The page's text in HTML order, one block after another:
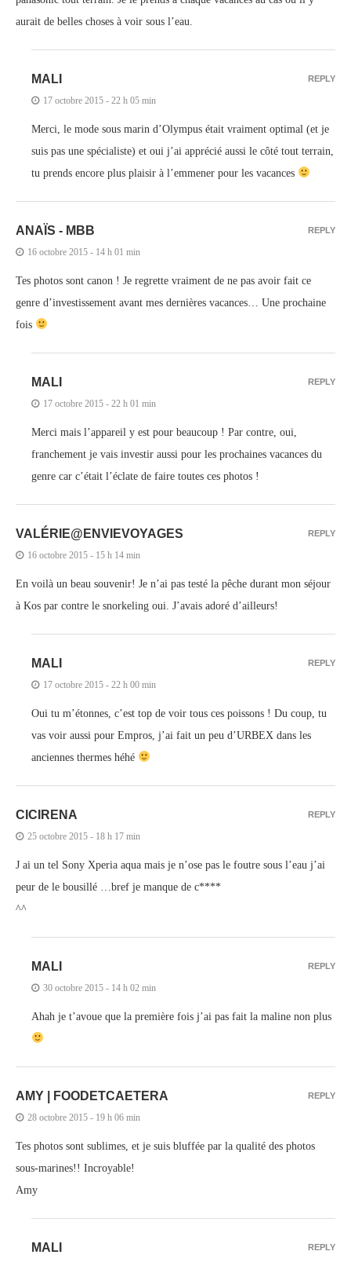
aurait de belles choses à voir sous l’eau.
MALI
17 octobre 2015 - 22 h 05 min
Merci, le mode sous marin d’Olympus était vraiment optimal (et je
suis pas une spécialiste) et oui j’ai apprécié aussi le côté tout terrain,
tu prends encore plus plaisir à l’emmener pour les vacances
REPLY
ANAÏS - MBB
16 octobre 2015 - 14 h 01 min
Tes photos sont canon ! Je regrette vraiment de ne pas avoir fait ce
genre d’investissement avant mes dernières vacances… Une prochaine
fois
REPLY
MALI
17 octobre 2015 - 22 h 01 min
Merci mais l’appareil y est pour beaucoup ! Par contre, oui,
franchement je vais investir aussi pour les prochaines vacances du
genre car c’était l’éclate de faire toutes ces photos !
REPLY
VALÉRIE@ENVIEVOYAGES
16 octobre 2015 - 15 h 14 min
En voilà un beau souvenir! Je n’ai pas testé la pêche durant mon séjour
à Kos par contre le snorkeling oui. J’avais adoré d’ailleurs!
REPLY
MALI
17 octobre 2015 - 22 h 00 min
Oui tu m’étonnes, c’est top de voir tous ces poissons ! Du coup, tu
vas voir aussi pour Empros, j’ai fait un peu d’URBEX dans les
anciennes thermes héhé
REPLY
CICIRENA
25 octobre 2015 - 18 h 17 min
J ai un tel Sony Xperia aqua mais je n’ose pas le foutre sous l’eau j’ai
peur de le bousillé …bref je manque de c****
^^
REPLY
MALI
30 octobre 2015 - 14 h 02 min
Ahah je t’avoue que la première fois j’ai pas fait la maline non plus
REPLY
AMY | FOODETCAETERA
28 octobre 2015 - 19 h 06 min
Tes photos sont sublimes, et je suis bluffée par la qualité des photos
sous-marines!! Incroyable!
Amy
REPLY
MALI REPLY